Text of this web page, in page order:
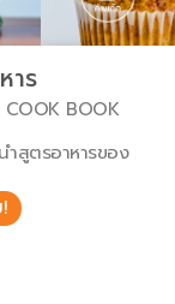
าร
COOK BOOK
ำสูตรอาหารของ